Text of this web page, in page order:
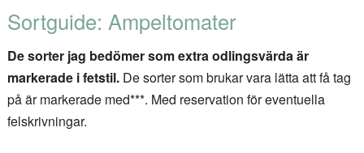
Sortguide: Ampeltomater
De sorter jag bedömer som extra odlingsvärda är
markerade i fetstil. De sorter som brukar vara lätta att få tag
på är markerade med***. Med reservation för eventuella
felskrivningar.